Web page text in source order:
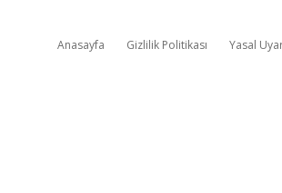
Anasayfa Gizlilik Politikası Yasal